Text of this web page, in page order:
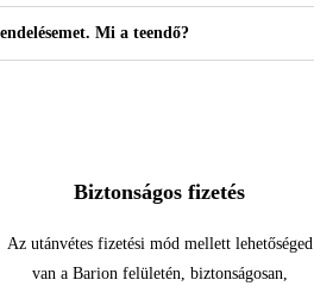
Mi a teendő?
Biztonságos fizetés
Az utánvétes fizetési mód mellett lehetőséged
van a Barion felületén, biztonságosan,